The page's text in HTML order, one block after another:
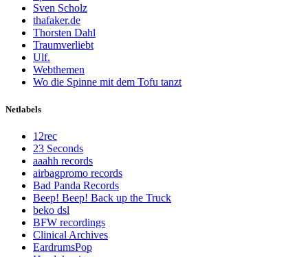
Sven Scholz
thafaker.de
Thorsten Dahl
Traumverliebt
Ulf.
Webthemen
Wo die Spinne mit dem Tofu tanzt
Netlabels
12rec
23 Seconds
aaahh records
airbagpromo records
Bad Panda Records
Beep! Beep! Back up the Truck
beko dsl
BFW recordings
Clinical Archives
EardrumsPop